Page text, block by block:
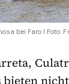
bei Faro I Foto:
bieten